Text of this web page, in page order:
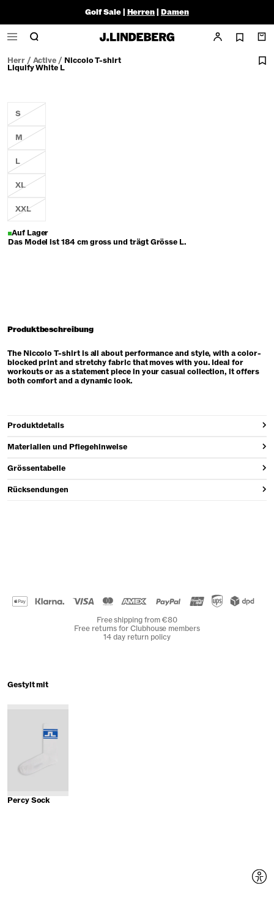
Golf Sale | Herren| Damen
Herr/ Active/ Niccolo T-shirt
Liquify White L
S
M
L
XL
XXL
Auf Lager
Das Model ist 184 cm gross und trägt Grösse L.
Produktbeschreibung
The Niccolo T-shirt is all about performance and style, with a color-
blocked print and stretchy fabric that moves with you. Ideal for
workouts or as a statement piece in your casual collection, it offers
both comfort and a dynamic look.
Produktdetails
Materialien und Pflegehinweise
Grössentabelle
Rücksendungen
Free shipping from €80
Free returns for Clubhouse members
14 day return policy
Gestylt mit
Percy Sock